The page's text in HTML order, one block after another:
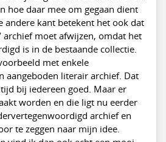
hoe daar mee om gegaan dient
andere kant betekent het ook dat
archief moet afwijzen, omdat het
is in de bestaande collectie.
met enkele
aangeboden literair archief. Dat
bij iedereen goed. Maar er
worden en die ligt nu eerder
archief en
te zeggen naar mijn idee.